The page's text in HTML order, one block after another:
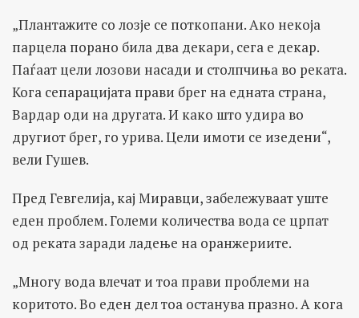
„Плантажите со лозје се поткопани. Ако некоја
парцела порано била два декари, сега е декар.
Паѓаат цели лозови насади и столпчиња во реката.
Кога сепарацијата прави брег на едната страна,
Вардар оди на другата. И како што удира во
другиот брег, го урива. Цели имоти се изедени“,
вели Гушев.
Пред Гевгелија, кај Миравци, забележуваат уште
еден проблем. Големи количества вода се црпат
од реката заради ладење на оранжериите.
„Многу вода влечат и тоа прави проблеми на
коритото. Во еден дел тоа останува празно. А кога